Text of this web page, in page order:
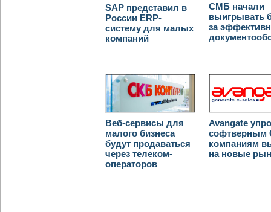
SAP представил в
России ERP-
систему для малых
компаний
СМБ начали
выигрывать
за
Веб-сервисы для
малого бизнеса
будут продаваться
через телеком-
операторов
Avangate
софтверным
компаниям
на новые